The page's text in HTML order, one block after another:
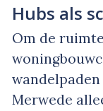
Hubs als
Om de
wandelpaden
Merwede